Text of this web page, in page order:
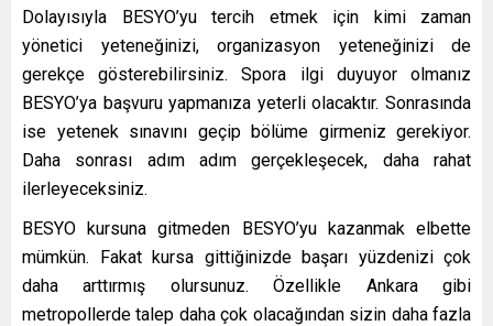
Dolayısıyla BESYO’yu tercih etmek için kimi zaman
yönetici yeteneğinizi, organizasyon yeteneğinizi de
gerekçe gösterebilirsiniz. Spora ilgi duyuyor olmanız
BESYO’ya başvuru yapmanıza yeterli olacaktır. Sonrasında
ise yetenek sınavını geçip bölüme girmeniz gerekiyor.
Daha sonrası adım adım gerçekleşecek, daha rahat
ilerleyeceksiniz.
BESYO kursuna gitmeden BESYO’yu kazanmak elbette
mümkün. Fakat kursa gittiğinizde başarı yüzdenizi çok
daha arttırmış olursunuz. Özellikle Ankara gibi
metropollerde talep daha çok olacağından sizin daha fazla